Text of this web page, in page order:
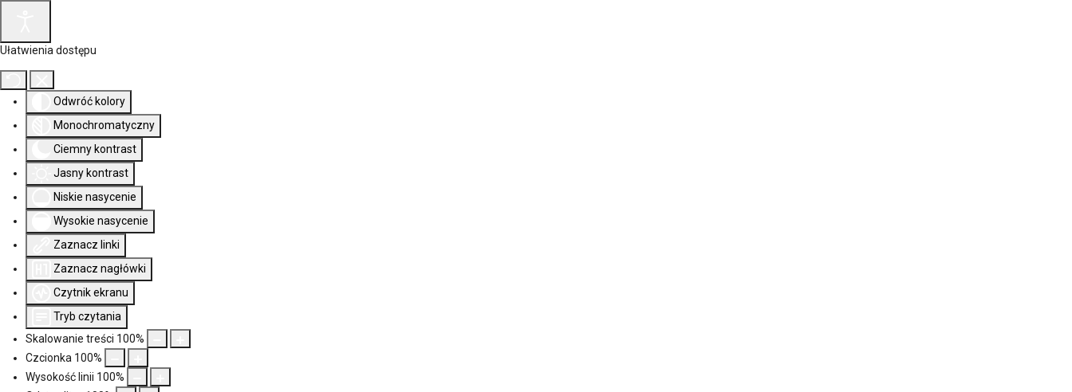
Ułatwienia dostępu
Odwróć kolory
Monochromatyczny
Ciemny kontrast
Jasny kontrast
Niskie nasycenie
Wysokie nasycenie
Zaznacz linki
Zaznacz nagłówki
Czytnik ekranu
Tryb czytania
Skalowanie treści 100%
Czcionka 100%
Wysokość linii 100%